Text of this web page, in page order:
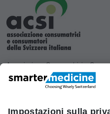
Associazione Consumatrici e
www.acsi.ch